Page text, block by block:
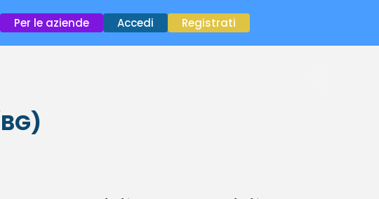
Per le aziende Accedi Registrati